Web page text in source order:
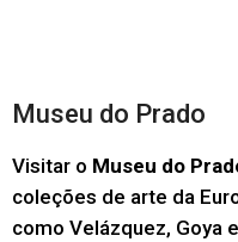
Museu do Prado
Visitar o Museu do
coleções de arte da
como Velázquez, Goya